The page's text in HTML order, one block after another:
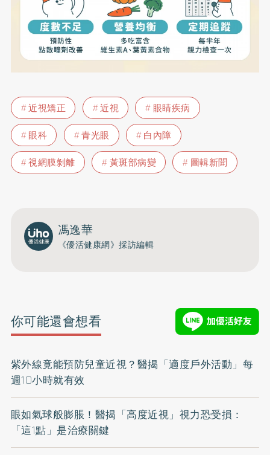
近視矯正 近視
眼睛疾病
眼科
青光眼
白內障
視網膜剝離
黃斑部病變 圖輯新聞
馮逸華
《優活健康網》採訪編輯
你可能還會想看
紫外線竟能預防兒童近視？醫揭「適度戶外活動」每
週10小時就有效
眼如氣球般膨脹！醫揭「高度近視」視力恐受損：
「這1點」是治療關鍵